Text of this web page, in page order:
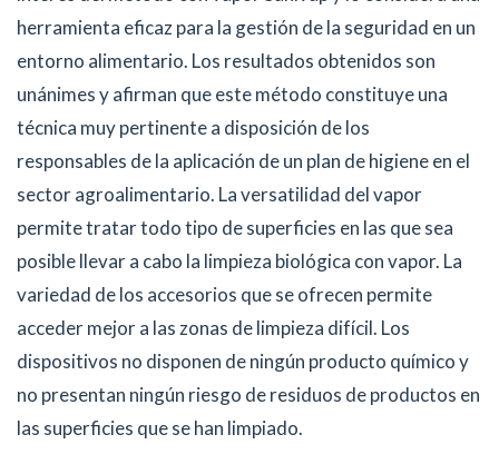
herramienta eficaz para la gestión de la seguridad en un
entorno alimentario. Los resultados obtenidos son
unánimes y afirman que este método constituye una
técnica muy pertinente a disposición de los
responsables de la aplicación de un plan de higiene en el
sector agroalimentario. La versatilidad del vapor
permite tratar todo tipo de superficies en las que sea
posible llevar a cabo la limpieza biológica con vapor. La
variedad de los accesorios que se ofrecen permite
acceder mejor a las zonas de limpieza difícil. Los
dispositivos no disponen de ningún producto químico y
no presentan ningún riesgo de residuos de productos en
las superficies que se han limpiado.